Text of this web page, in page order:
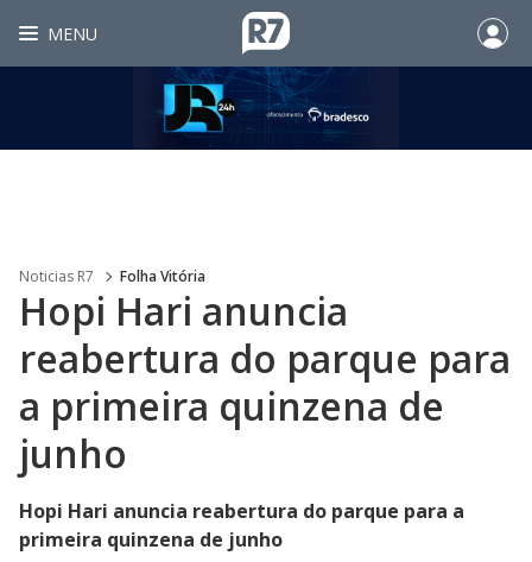
MENU
Noticias R7 Folha Vitória
Hopi Hari anuncia
reabertura do parque para
a primeira quinzena de
junho
Hopi Hari anuncia reabertura do parque para a
primeira quinzena de junho